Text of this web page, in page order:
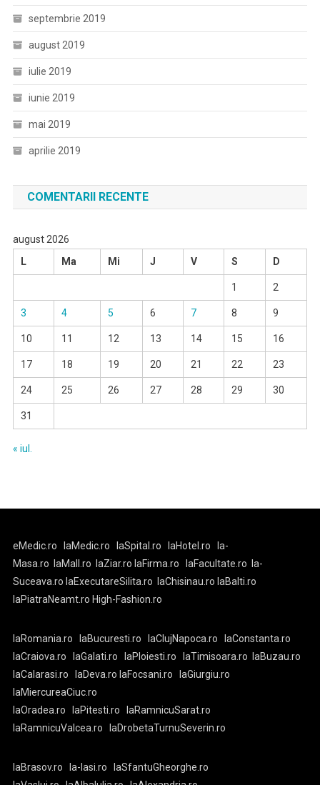
septembrie 2019
august 2019
iulie 2019
iunie 2019
mai 2019
aprilie 2019
COMENTARII RECENTE
august 2026
L
Ma Mi J V S D
1 2
3 4 5 6 7 8 9
10 11 12 13 14 15 16
17 18 19 20 21 22 23
24 25 26 27 28 29 30
31
« iul.
eMedic.ro laMedic.ro laSpital.ro laHotel.ro
la-
Masa.ro
laMall.ro laZiar.ro laFirma.ro laFacultate.ro
la-
Suceava.ro laExecutareSilita.ro laChisinau.ro laBalti.ro
laPiatraNeamt.ro High-Fashion.ro
laRomania.ro laBucuresti.ro laClujNapoca.ro
laConstanta.ro
laCraiova.ro
laGalati.ro laPloiesti.ro laTimisoara.ro
laBuzau.ro
laCalarasi.ro
laDeva.ro laFocsani.ro
laGiurgiu.ro
laMiercureaCiuc.ro
laOradea.ro
laPitesti.ro
laRamnicuSarat.ro
laRamnicuValcea.ro
laDrobetaTurnuSeverin.ro
laBrasov.ro la-Iasi.ro
laSfantuGheorghe.ro